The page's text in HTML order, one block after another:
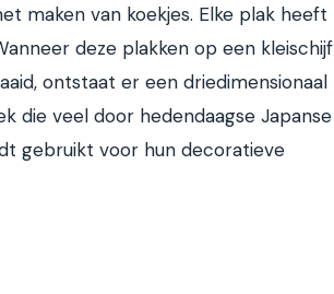
maken van koekjes. Elke plak heeft
deze plakken op een kleischijf
ontstaat er een driedimensionaal
die veel door hedendaagse Japanse
gebruikt voor hun decoratieve